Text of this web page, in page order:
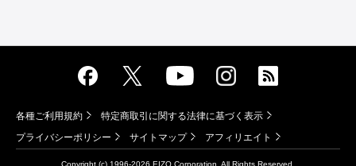
各種ご利用規約
特定商取引に関する法律に基づく表示
プライバシーポリシー
サイトマップ アフィリエイト
Copyright (c) 1996-2026 EIZO Corporation. All Rights Reserved.